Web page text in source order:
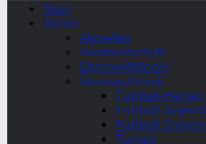
Start
Verein
Aktuelles
Vorstandschaft
Ehrenmitglieder
Vereinschronik
Fußball-Herren
Fußball-Jugend
Fußball-Damen
Turnen